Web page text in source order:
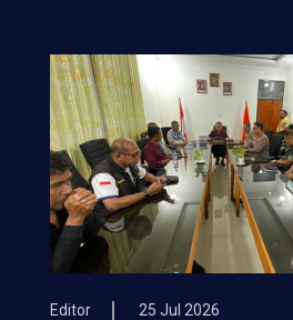
Editor 25 Jul 2026